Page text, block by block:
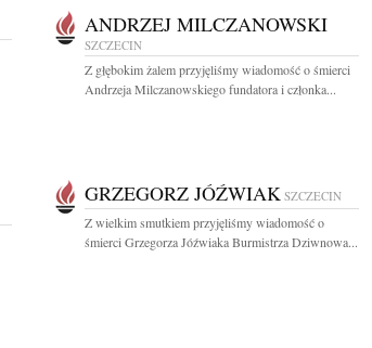
ANDRZEJ MILCZANOWSKI
SZCZECIN
Z głębokim żalem przyjęliśmy wiadomość o śmierci
Andrzeja Milczanowskiego fundatora i członka...
GRZEGORZ JÓŹWIAK SZCZECIN
Z wielkim smutkiem przyjęliśmy wiadomość o
śmierci Grzegorza Jóźwiaka Burmistrza Dziwnowa...